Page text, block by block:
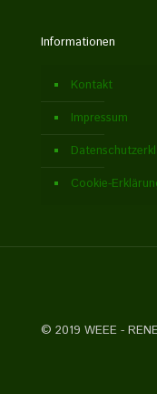
Informationen
Kontakt
Impressum
Cookie-
© 2019 WEEE -